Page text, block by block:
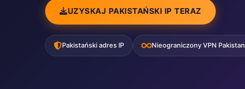
UZYSKAJ PAKISTAŃSKI IP TERAZ
Pakistański adres IP Nieograniczony VPN Pakistan